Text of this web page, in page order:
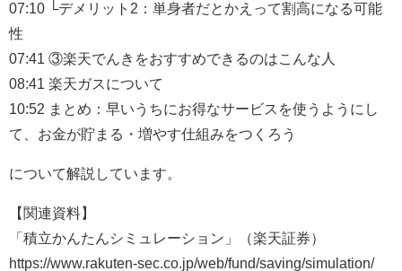
07:10 └デメリット2：単身者だとかえって割高になる可能
性
07:41 ③楽天でんきをおすすめできるのはこんな人
08:41 楽天ガスについて
10:52 まとめ：早いうちにお得なサービスを使うようにし
て、お金が貯まる・増やす仕組みをつくろう
について解説しています。
【関連資料】
「積立かんたんシミュレーション」（楽天証券）
https://www.rakuten-sec.co.jp/web/fund/saving/simulation/